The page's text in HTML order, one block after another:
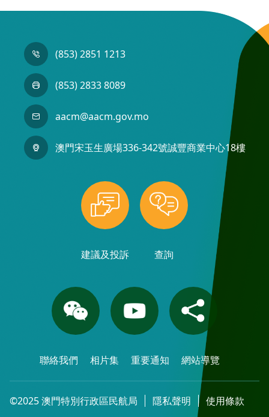
(853) 2851 1213
(853) 2833 8089
aacm@aacm.gov.mo
澳門宋玉生廣場336-342號誠豐商業中心18樓
建議及投訴 查詢
聯絡我們 相片集 重要通知 網站導覽
©2025 澳門特別行政區民航局 隱私聲明 使用條款